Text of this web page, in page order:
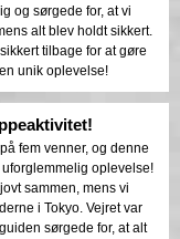
og sørgede for, at vi
alt blev holdt sikkert.
tilbage for at gøre
unik oplevelse!
fem venner, og denne
oplevelse!
sammen, mens vi
i Tokyo. Vejret var
sørgede for, at alt